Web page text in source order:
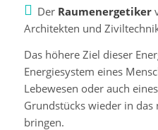
Der Raumenergetiker
Architekten und
Das höhere Ziel dieser
Energiesystem eines
Lebewesen oder auch
Grundstücks wieder in
bringen.